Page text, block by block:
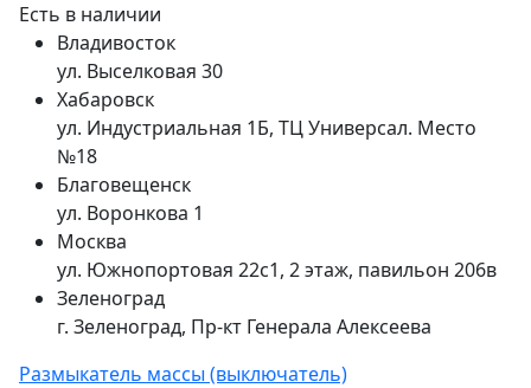
Есть в наличии
Владивосток
ул. Выселковая 30
Хабаровск
ул. Индустриальная 1Б, ТЦ Универсал. Место
№18
Благовещенск
ул. Воронкова 1
Москва
ул. Южнопортовая 22с1, 2 этаж, павильон 206в
Зеленоград
г. Зеленоград, Пр-кт Генерала Алексеева
Размыкатель массы (выключатель)